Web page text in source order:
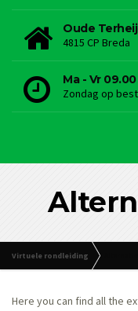
Oude
4815 CP Breda
Ma - Vr 09.00
Zondag op
Virtuele rondleiding
Here you can find all the